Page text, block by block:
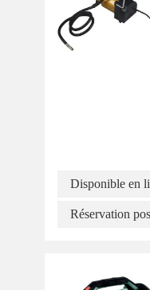
Disponible en
Réservation